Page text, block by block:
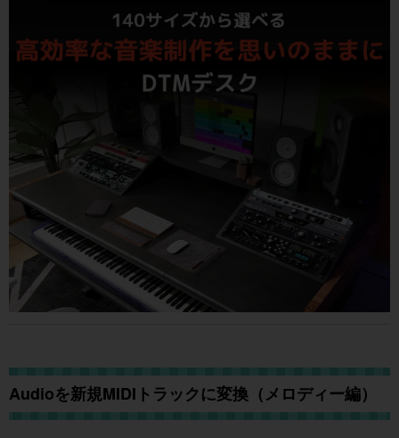
Audioを新規MIDIトラックに変換（メロディー編）